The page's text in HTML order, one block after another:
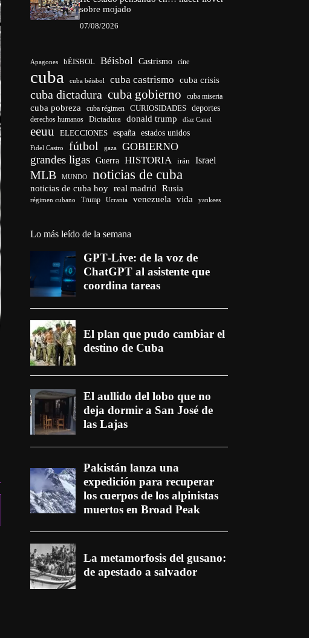
sobre mojado
07/08/2026
Apagones bÉISBOL Béisbol Castrismo cine
cuba cuba béisbol cuba castrismo cuba crisis
cuba dictadura cuba gobierno cuba miseria
cuba pobreza cuba régimen CURIOSIDADES deportes
derechos humanos Dictadura donald trump díaz Canel
eeuu ELECCIONES españa estados unidos
Fidel Castro fútbol gaza GOBIERNO
grandes ligas Guerra HISTORIA irán Israel
MLB MUNDO noticias de cuba
noticias de cuba hoy real madrid Rusia
régimen cubano Trump Ucrania venezuela vida yankees
Lo más leído de la semana